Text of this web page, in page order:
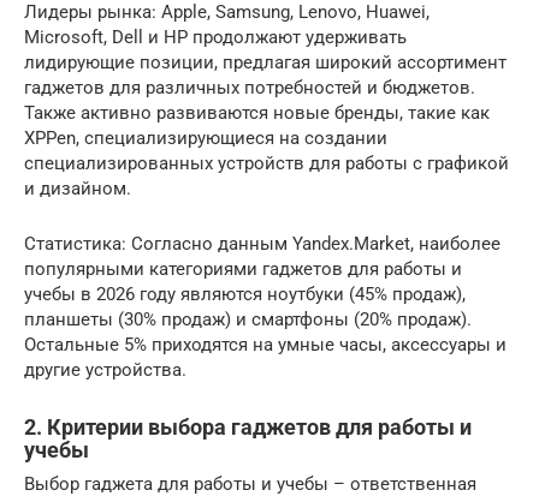
Лидеры рынка: Apple, Samsung, Lenovo, Huawei,
Microsoft, Dell и HP продолжают удерживать
лидирующие позиции, предлагая широкий ассортимент
гаджетов для различных потребностей и бюджетов.
Также активно развиваются новые бренды, такие как
XPPen, специализирующиеся на создании
специализированных устройств для работы с графикой
и дизайном.
Статистика: Согласно данным Yandex.Market, наиболее
популярными категориями гаджетов для работы и
учебы в 2026 году являются ноутбуки (45% продаж),
планшеты (30% продаж) и смартфоны (20% продаж).
Остальные 5% приходятся на умные часы, аксессуары и
другие устройства.
2. Критерии выбора гаджетов для работы и
учебы
Выбор гаджета для работы и учебы – ответственная